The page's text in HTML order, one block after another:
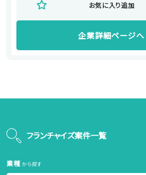
お気に入り追加
企業詳細ページへ
フランチャイズ案件一覧
業種から探す